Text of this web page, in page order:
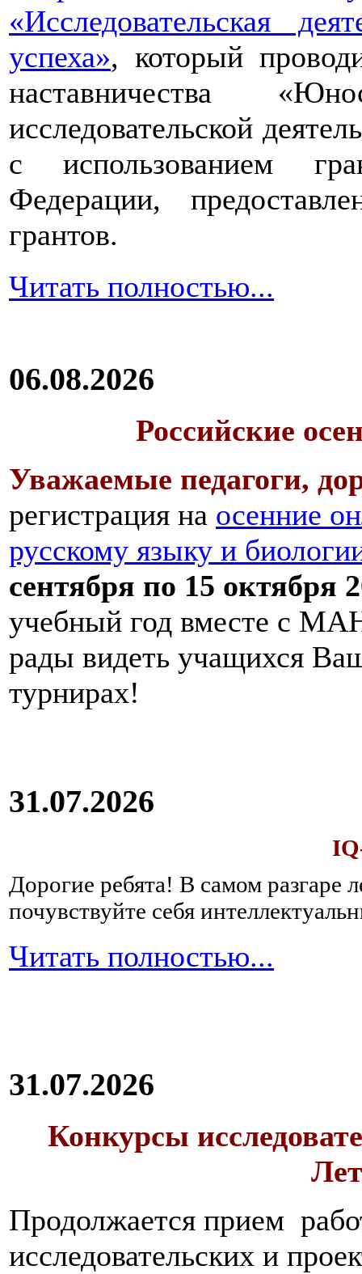
«Исследовательская
успеха», который
наставничества
исследовательской
с использованием
Федерации,
грантов.
Читать полностью...
06.08.2026
Российские
Уважаемые педагоги,
регистрация на осенние
русскому языку и
сентября по 15 октября
учебный год вместе с
рады видеть учащихся
турнирах!
31.07.2026
Дорогие ребята! В самом разгаре
почувствуйте себя
Читать полностью...
31.07.2026
Конкурсы
Продолжается прием
исследовательских и